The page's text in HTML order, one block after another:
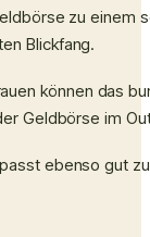
zu einem
Blickfang.
können das
Geldbörse im
ebenso gut